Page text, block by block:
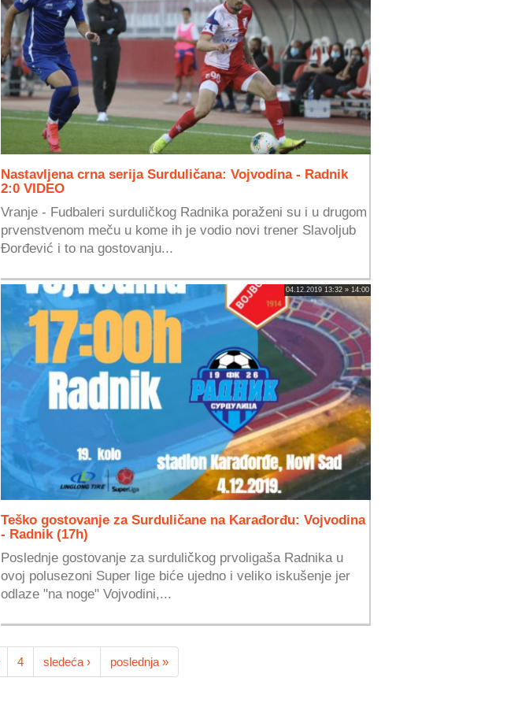
Nastavljena crna serija Surduličana: Vojvodina - Radnik
2:0 VIDEO
Vranje - Fudbaleri surduličkog Radnika poraženi su i u drugom
prvenstvenom meču u kome ih je vodio novi trener Slavoljub
Đorđević i to na gostovanju...
04.12.2019 13:32 » 14:00
Teško gostovanje za Surduličane na Karađorđu: Vojvodina
- Radnik (17h)
Poslednje gostovanje za surduličkog prvoligaša Radnika u
ovoj polusezoni Super lige biće ujedno i veliko iskušenje jer
odlaze "na noge" Vojvodini,...
4 sledeća › poslednja »